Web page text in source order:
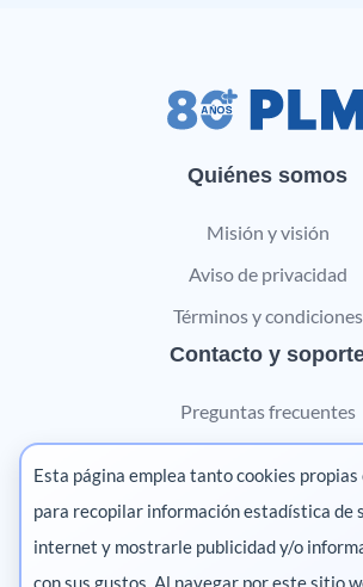
Quiénes somos
Misión y visión
Aviso de privacidad
Términos y condiciones
Contacto y
Preguntas frecuentes
Contáctanos
Marketing digital
Pharma
Esta página emplea tanto cookies
para recopilar información estadística de
internet y mostrarle publicidad y/o
con sus gustos. Al navegar por este sitio